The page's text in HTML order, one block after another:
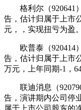
格利尔（920641）
告，估计归属于上市
元，，实现扭亏为盈。
欧普泰（920414）
告，估计归属于上市
万元，上年同期-1，
联迪消息（920790
告，演讲期内公司停
属于上市公司股东的